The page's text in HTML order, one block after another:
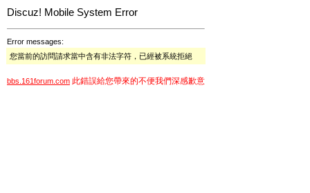
Discuz! Mobile System Error
Error messages:
您當前的訪問請求當中含有非法字符，已經被系統拒絕
bbs.161forum.com 此錯誤給您帶來的不便我們深感歉意